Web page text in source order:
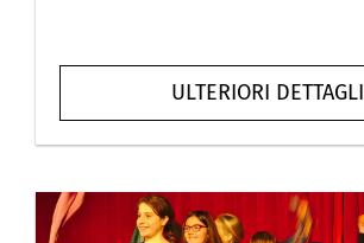
ULTERIORI DETTAGLI